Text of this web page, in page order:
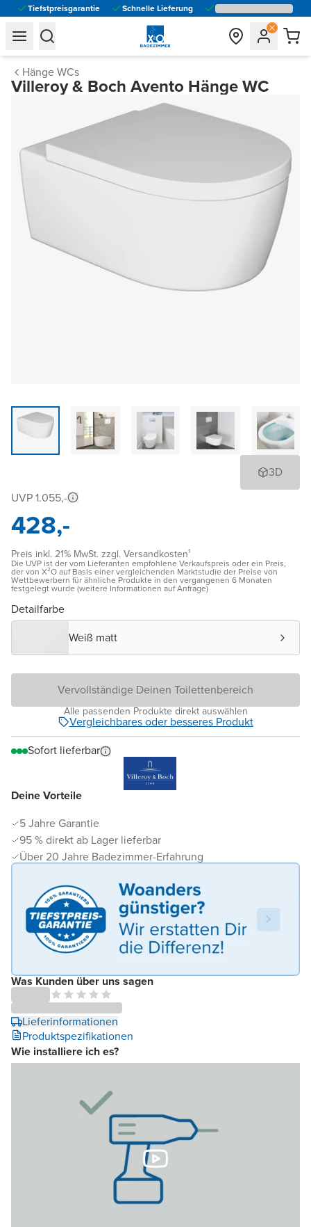
Tiefstpreisgarantie Schnelle Lieferung
general.navigation.toggle_menu.label
general.navigation.toggle_menu.label
Hänge WCs
Villeroy & Boch Avento Hänge WC
3D
Deine Vorteile
5 Jahre Garantie
95 % direkt ab Lager lieferbar
Über 20 Jahre Badezimmer-Erfahrung
Was Kunden über uns sagen
Lieferinformationen
Produktspezifikationen
Wie installiere ich es?
UVP 1.055,-
428,-
Preis inkl. 21% MwSt. zzgl. Versandkosten¹
Die UVP ist der vom Lieferanten empfohlene Verkaufspreis oder ein Preis,
der von X²O auf Basis einer vergleichenden Marktstudie der Preise von
Wettbewerbern für ähnliche Produkte in den vergangenen 6 Monaten
festgelegt wurde (weitere Informationen auf Anfrage)
Detailfarbe
Weiß matt
Vervollständige Deinen Toilettenbereich
Alle passenden Produkte direkt auswählen
Vergleichbares oder besseres Produkt
Sofort lieferbar